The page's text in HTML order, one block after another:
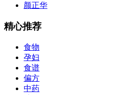
颜正华
精心推荐
食物
孕妇
食谱
偏方
中药